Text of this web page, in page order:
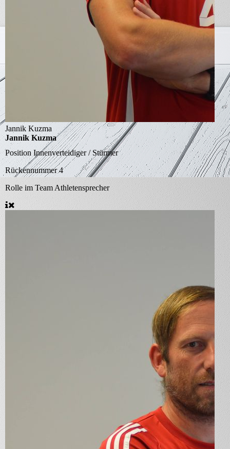
Jannik Kuzma
Jannik Kuzma
Position Innenverteidiger / Stürmer
Rückennummer4
Rolle im Team Athletensprecher